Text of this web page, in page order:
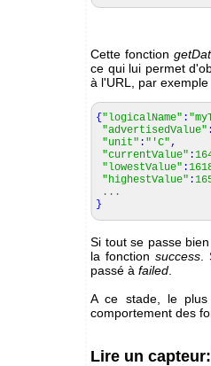
Cette fonction
ce qui lui permet
à l'URL, par
{ "logicalName" :
"advertisedValue" :
"unit" : "'C",
"currentValue" :
"lowestValue" :
"highestValue" :
...
}
Si tout se passe bien
la fonction success
passé à failed
A ce stade, le
comportement des
Lire un